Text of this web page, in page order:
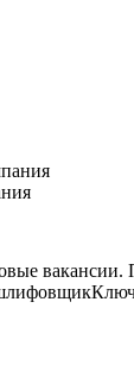
вакансии.